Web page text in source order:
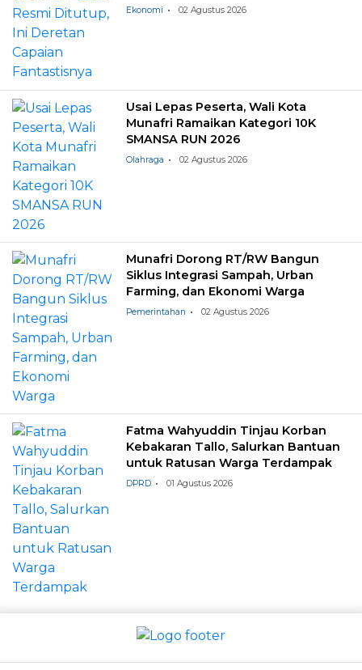
Ekonomi 02 Agustus 2026
Usai Lepas Peserta, Wali Kota
Munafri Ramaikan Kategori 10K
SMANSA RUN 2026
Olahraga 02 Agustus 2026
Munafri Dorong RT/RW Bangun
Siklus Integrasi Sampah, Urban
Farming, dan Ekonomi Warga
Pemerintahan 02 Agustus 2026
Fatma Wahyuddin Tinjau Korban
Kebakaran Tallo, Salurkan Bantuan
untuk Ratusan Warga Terdampak
DPRD 01 Agustus 2026